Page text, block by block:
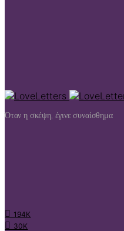
Όταν η σκέψη, έγινε συναίσθημα
194K
30K